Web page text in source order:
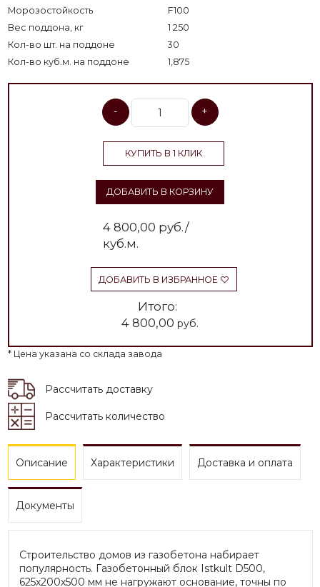
Морозостойкость
F100
Вес поддона, кг
1 250
Кол-во шт. на поддоне
30
Кол-во куб.м. на поддоне
1,875
- +
КУПИТЬ В 1 КЛИК
ДОБАВИТЬ В КОРЗИНУ
4 800,00 руб./
куб.м.
ДОБАВИТЬ В ИЗБРАННОЕ
Итого:
4 800,00 руб.
* Цена указана со склада завода
Рассчитать доставку
Рассчитать количество
Описание Характеристики Доставка и оплата
Документы
Строительство домов из газобетона набирает
популярность. Газобетонный блок Istkult D500,
625х200х500 мм не нагружают основание, точны по